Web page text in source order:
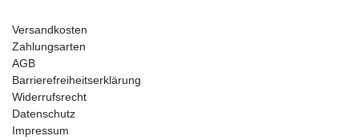
Versandkosten
Zahlungsarten
AGB
Barrierefreiheitserklärung
Widerrufsrecht
Datenschutz
Impressum